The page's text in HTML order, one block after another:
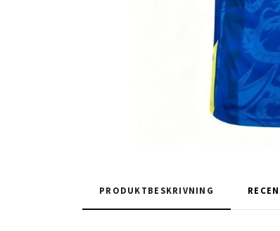
PRODUKTBESKRIVNING